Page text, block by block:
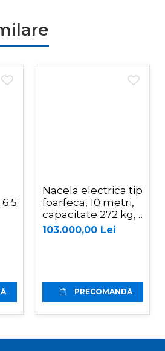
Nacela electrica tip
foarfeca, 10 metri,
capacitate 272 kg,
Magni ES1008AC+
103.000,00 Lei
PRECOMANDĂ